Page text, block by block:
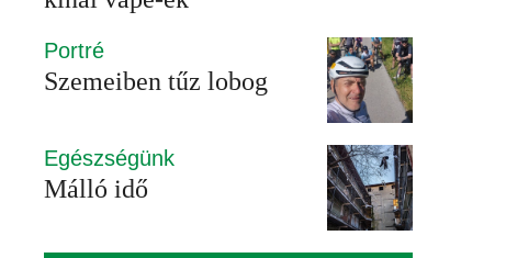
Portré
Szemeiben tűz lobog
Egészségünk
Málló idő